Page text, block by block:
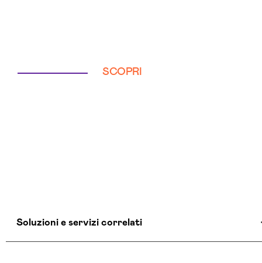
SCOPRI
Soluzioni e servizi correlati